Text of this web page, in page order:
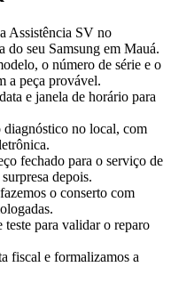
Assistência SV no
do seu Samsung em Mauá.
o número de série e o
a peça provável.
e janela de horário para
no local, com
fechado para o serviço de
depois.
o conserto com
para validar o reparo
fiscal e formalizamos a